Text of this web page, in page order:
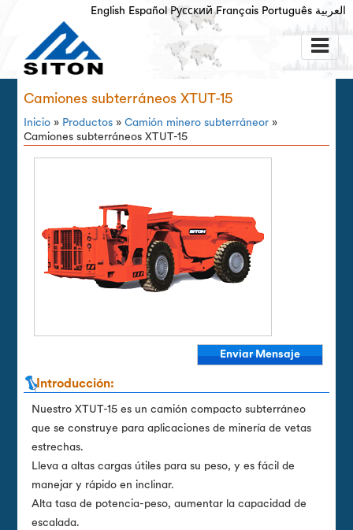
English Español Русский Français Português العربية
Camiones subterráneos XTUT-15
Inicio » Productos »Camión minero subterráneor »
Camiones subterráneos XTUT-15
Enviar Mensaje
Introducción:
Nuestro XTUT-15 es un camión compacto subterráneo
que se construye para aplicaciones de minería de vetas
estrechas.
Lleva a altas cargas útiles para su peso, y es fácil de
manejar y rápido en inclinar.
Alta tasa de potencia-peso, aumentar la capacidad de
escalada.